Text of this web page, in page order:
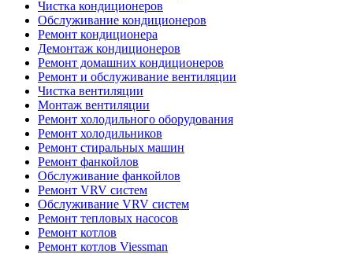
Чистка кондиционеров
Обслуживание кондиционеров
Ремонт кондиционера
Демонтаж кондиционеров
Ремонт домашних кондиционеров
Ремонт и обслуживание вентиляции
Чистка вентиляции
Монтаж вентиляции
Ремонт холодильного оборудования
Ремонт холодильников
Ремонт стиральных машин
Ремонт фанкойлов
Обслуживание фанкойлов
Ремонт VRV систем
Обслуживание VRV систем
Ремонт тепловых насосов
Ремонт котлов
Ремонт котлов Viessman